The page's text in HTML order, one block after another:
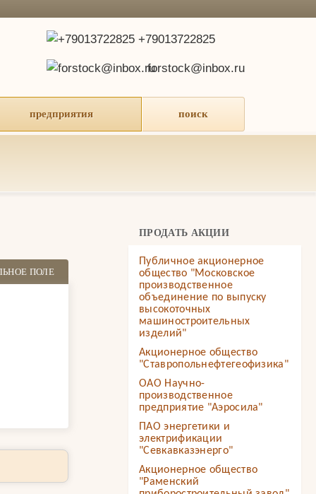
+79013722825
forstock@inbox.ru
предприятия поиск
ПОЛЕ
ПРОДАТЬ АКЦИИ
Публичное акционерное
общество "Московское
производственное
объединение по выпуску
высокоточных
машиностроительных
изделий"
Акционерное общество
"Ставропольнефтегеофизика"
ОАО Научно-
производственное
предприятие "Аэросила"
ПАО энергетики и
электрификации
"Севкавказэнерго"
Акционерное общество
"Раменский